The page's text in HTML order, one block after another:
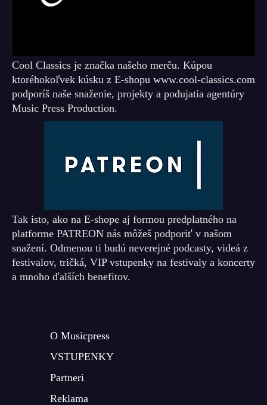
Cool Classics je značka našeho merču. Kúpou
ktoréhokoľvek kúsku z E-shopu www.cool-classics.com
podporíš naše snaženie, projekty a podujatia agentúry
Music Press Production.
Tak isto, ako na E-shope aj formou predplatného na
platforme PATREON nás môžeš podporiť v našom
snažení. Odmenou ti budú neverejné podcasty, videá z
festivalov, tričká, VIP vstupenky na festivaly a koncerty
a mnoho ďalších benefitov.
O Musicpress
VSTUPENKY
Partneri
Reklama